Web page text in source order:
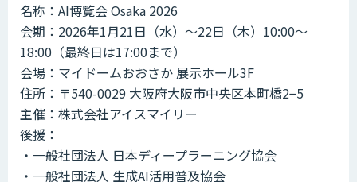
名称：AI博覧会 Osaka 2026
会期：2026年1月21日（水）～22日（木）10:00～
18:00（最終日は17:00まで）
会場：マイドームおおさか 展示ホール3F
住所：〒540-0029 大阪府大阪市中央区本町橋2−5
主催：株式会社アイスマイリー
後援：
・一般社団法人 日本ディープラーニング協会
・一般社団法人 生成AI活用普及協会